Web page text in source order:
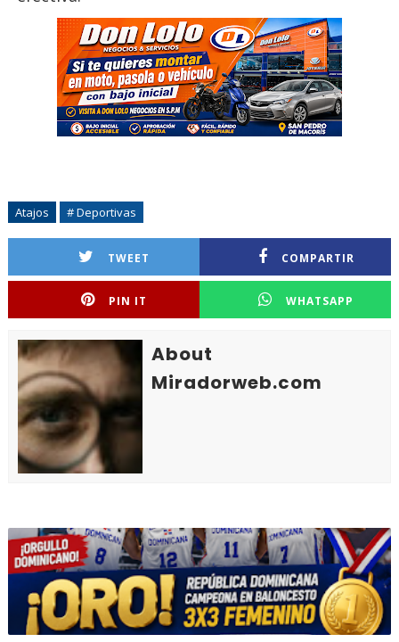
Atajos # Deportivas
TWEET COMPARTIR
PIN IT WHATSAPP
About
Miradorweb.com